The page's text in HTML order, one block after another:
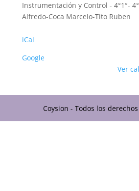
Instrumentación y Control - 4°1°-
Alfredo-Coca Marcelo-Tito Ruben
iCal
Google
Ver
Coysion - Todos los